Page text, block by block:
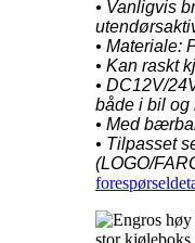
• Vanligvis
• Materiale:
• Kan raskt
• DC12V/
både i bil og
• Med
• Tilpasset
(LOGO/
forespørsel